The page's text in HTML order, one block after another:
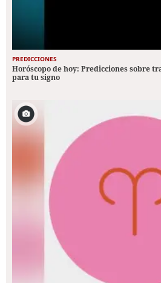
PREDICCIONES
Horóscopo de hoy: Predicciones sobre
para tu signo